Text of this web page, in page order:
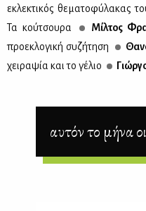
εκλε­κτι­κός θε­μα­το­φύ­λα­κας
Τα κού­τσου­ρα
Μίλ­τος
προ­ε­κλο­γι­κή συ­ζή­τη­ση
χει­ρα­ψία και το γέ­λιο
αυτόν το μήνα